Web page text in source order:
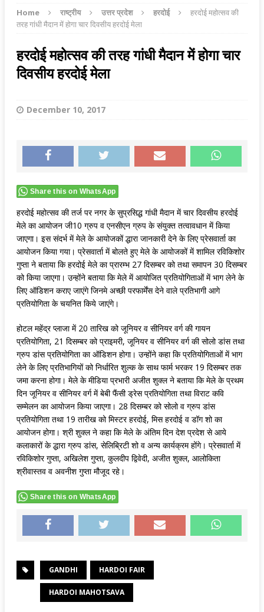
Home राष्ट्रीय उत्तर प्रदेश हरदोई
हरदोई महोत्सव की
तरह गांधी मैदान में होगा चार दिवसीय हरदोई मेला
हरदोई महोत्सव की तरह गांधी मैदान में होगा चार
दिवसीय हरदोई मेला
December 10, 2017
Share this on WhatsApp
हरदोई महोत्सव की तर्ज पर नगर के सुप्रसिद्ध गांधी मैदान में चार दिवसीय हरदोई
मेले का आयोजन जी10 ग्रुप व एनसीएन ग्रुप के संयुक्त तत्वावधान में किया
जाएगा। इस संदर्भ में मेले के आयोजकों द्धारा जानकारी देने के लिए प्रेसवार्ता का
आयोजन किया गया। प्रेसवार्ता में बोलते हुए मेले के आयोजकों में शामिल रविकिशोर
गुप्ता ने बताया कि हरदोई मेले का प्रारम्भ 27 दिसम्बर को तथा समापन 30 दिसम्बर
को किया जाएगा। उन्होंने बताया कि मेले में आयोजित प्रतियोगिताओं में भाग लेने के
लिए ऑडिशन कराए जाएंगे जिनमे अच्छी परफार्मेंस देने वाले प्रतिभागी आगे
प्रतियोगिता के चयनित किये जाएंगे।
होटल महेंद्र प्लाजा में 20 तारिख को जूनियर व सीनियर वर्ग की गायन
प्रतियोगिता, 21 दिसम्बर को प्राइमरी, जूनियर व सीनियर वर्ग की सोलो डांस तथा
ग्रुप डांस प्रतियोगिता का ऑडिशन होगा। उन्होंने कहा कि प्रतियोगिताओं में भाग
लेने के लिए प्रतिभागियों को निर्धारित शुल्क के साथ फार्म भरकर 19 दिसम्बर तक
जमा करना होगा। मेले के मीडिया प्रभारी अजीत शुक्ल ने बताया कि मेले के प्रथम
दिन जूनियर व सीनियर वर्ग में बेबी फैंसी ड्रेस प्रतियोगिता तथा विराट कवि
सम्मेलन का आयोजन किया जाएगा। 28 दिसम्बर को सोलो व ग्रुप डांस
प्रतियोगिता तथा 19 तारीख को मिस्टर हरदोई, मिस हरदोई व डॉग शो का
आयोजन होगा। श्री शुक्ल ने कहा कि मेले के अंतिम दिन देश प्रदेश से आये
कलाकारों के द्धारा ग्रुप डांस, सेलिब्रिटी शो व अन्य कार्यक्रम होंगे। प्रेसवार्ता में
रविकिशोर गुप्ता, अखिलेश गुप्ता, कुलदीप द्विवेदी, अजीत शुक्ल, आलोकिता
श्रीवास्तव व अवनीश गुप्ता मौजूद रहे।
Share this on WhatsApp
GANDHI HARDOI FAIR
HARDOI MAHOTSAVA